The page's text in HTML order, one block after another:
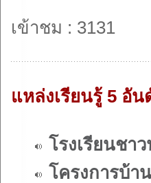
เข้าชม : 3131
แหล่งเรียนรู้ 5 อั
โรงเรียนชา
โครงการบ้า